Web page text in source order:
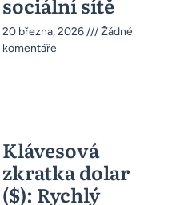
20 března, 2026
Žádné
komentáře
Klávesová
zkratka dolar
($): Rychlý